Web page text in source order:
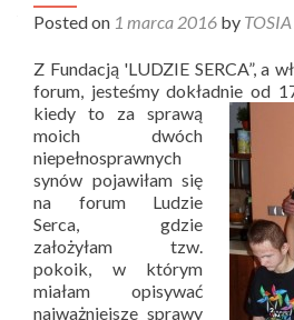
Posted on 1 marca 2016 by TOSIA
Z Fundacją 'LUDZIE SERCA”, a
forum, jesteśmy dokładnie od
kiedy to za sprawą
moich dwóch
niepełnosprawnych
synów pojawiłam się
na forum Ludzie
Serca, gdzie
założyłam tzw.
pokoik, w którym
miałam opisywać
najważniejsze sprawy